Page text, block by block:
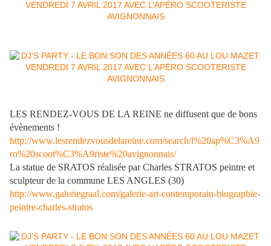
LES RENDEZ-VOUS DE LA REINE ne diffusent que de bons
évènements !
http://www.lesrendezvousdelareine.com/search/l%20ap%C3%A9
ro%20scoot%C3%A9riste%20avignonnais/
La statue de SRATOS réalisée par Charles STRATOS peintre et
sculpteur de la commune LES ANGLES (30)
http://www.galeriegraal.com/galerie-art-contemporain-biographie-
peintre-charles-stratos